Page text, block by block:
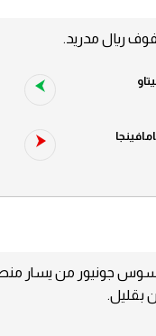
ريال مدريد.
جونيور من يسار
بقليل.